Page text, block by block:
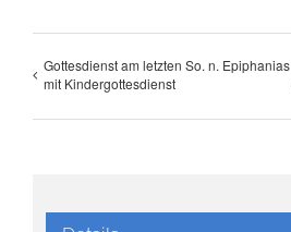
Gottesdienst am letzten So. n. Epiphanias
mit Kindergottesdienst